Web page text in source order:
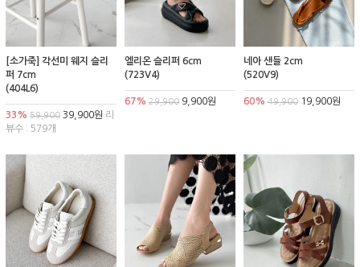
[소가죽] 각선미 웨지 슬리
퍼 7cm
(404L6)
33% 59,900 39,900원 리
뷰수 : 579개
엘리온 슬리퍼 6cm
(723V4)
67% 29,9009,900원
네아 샌들 2cm
(520V9)
60% 49,90019,900원